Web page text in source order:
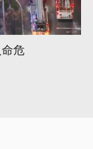
危